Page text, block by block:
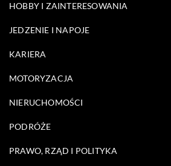
HOBBY I ZAINTERESOWANIA
JEDZENIE I NAPOJE
KARIERA
MOTORYZACJA
NIERUCHOMOŚCI
PODRÓŻE
PRAWO, RZĄD I POLITYKA